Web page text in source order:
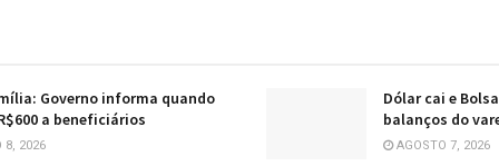
Governo informa quando
a beneficiários
8, 2026
Dólar cai e
balanços do
AGOSTO 7, 2026